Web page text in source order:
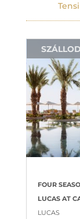
FOUR
LUCAS AT
LUCAS